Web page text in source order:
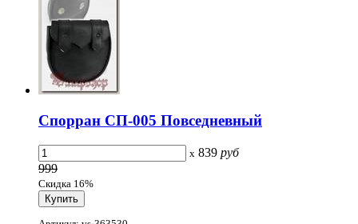
Спорран СП-005 Повседневный
x 839 руб
999
Скидка 16%